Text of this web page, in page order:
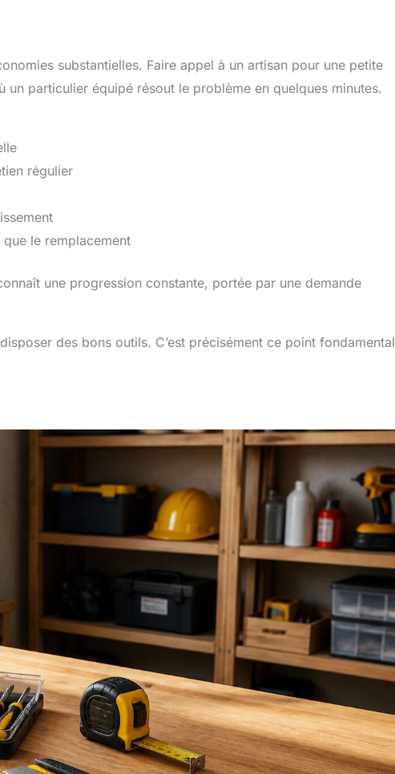
substantielles. Faire appel à un artisan pour une petite
un particulier équipé résout le problème en quelques minutes.
régulier
le remplacement
une progression constante, portée par une demande
des bons outils. C’est précisément ce point fondamental